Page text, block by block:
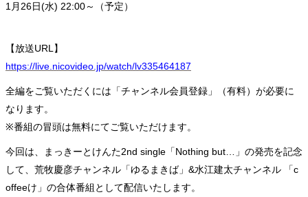
1月26日(水) 22:00～（予定）
【放送URL】
https://live.nicovideo.jp/watch/lv335464187
全編をご覧いただくには「チャンネル会員登録」（有料）が必要に
なります。
※番組の冒頭は無料にてご覧いただけます。
今回は、まっきーとけんた2nd single「Nothing but…」の発売を記念
して、荒牧慶彦チャンネル「ゆるまきば」&水江建太チャンネル 「c
offeeけ」の合体番組として配信いたします。